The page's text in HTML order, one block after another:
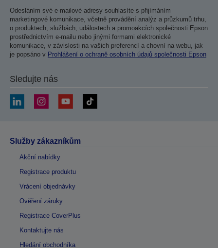
Odesláním své e-mailové adresy souhlasíte s přijímáním
marketingové komunikace, včetně provádění analýz a průzkumů trhu,
o produktech, službách, událostech a promoakcích společnosti Epson
prostřednictvím e-mailu nebo jinými formami elektronické
komunikace, v závislosti na vašich preferencí a chovní na webu, jak
je popsáno v Prohlášení o ochraně osobních údajů společnosti Epson
Sledujte nás
Služby zákazníkům
Akční nabídky
Registrace produktu
Vrácení objednávky
Ověření záruky
Registrace CoverPlus
Kontaktujte nás
Hledání obchodníka